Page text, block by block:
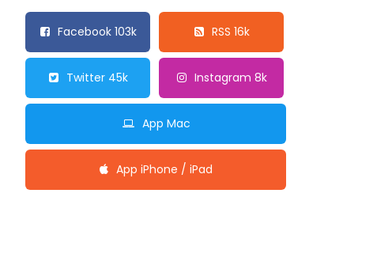
Facebook 103k RSS 16k
Twitter 45k Instagram 8k
App Mac
App iPhone / iPad